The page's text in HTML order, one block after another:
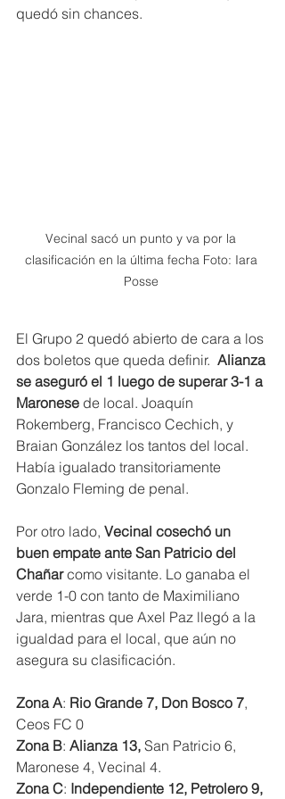
quedó sin chances.
Vecinal sacó un punto y va por la
clasificación en la última fecha Foto: Iara
Posse
El Grupo 2 quedó abierto de cara a los
dos boletos que queda definir. Alianza
se aseguró el 1 luego de superar 3-1 a
Maronese de local. Joaquín
Rokemberg, Francisco Cechich, y
Braian González los tantos del local.
Había igualado transitoriamente
Gonzalo Fleming de penal.
Por otro lado, Vecinal cosechó un
buen empate ante San Patricio del
Chañar como visitante. Lo ganaba el
verde 1-0 con tanto de Maximiliano
Jara, mientras que Axel Paz llegó a la
igualdad para el local, que aún no
asegura su clasificación.
Zona A: Rio Grande 7, Don Bosco 7,
Ceos FC 0
Zona B: Alianza 13, San Patricio 6,
Maronese 4, Vecinal 4.
Zona C: Independiente 12, Petrolero 9,